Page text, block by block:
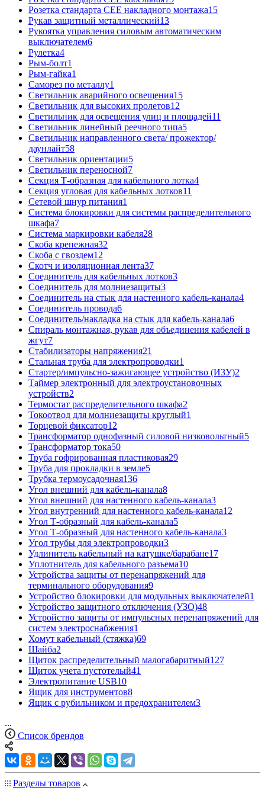
Розетка стандарта СЕЕ накладного монтажа15
Рукав защитный металлический13
Рукоятка управления силовым автоматическим
выключателем6
Рулетка4
Рым-болт1
Рым-гайка1
Саморез по металлу1
Светильник аварийного освещения15
Светильник для высоких пролетов12
Светильник для освещения улиц и площадей11
Светильник линейный реечного типа5
Светильник направленного света/ прожектор/
даунлайт58
Светильник ориентации5
Светильник переносной7
Секция Т-образная для кабельного лотка4
Секция угловая для кабельных лотков11
Сетевой шнур питания1
Система блокировки для системы распределительного
шкафа7
Система маркировки кабеля28
Скоба крепежная32
Скоба с гвоздем12
Скотч и изоляционная лента37
Соединитель для кабельных лотков3
Соединитель для молниезащиты3
Соединитель на стык для настенного кабель-канала4
Соединитель провода6
Соединитель/накладка на стык для кабель-канала6
Спираль монтажная, рукав для объединения кабелей в
жгут7
Стабилизаторы напряжения21
Стальная труба для электропроводки1
Стартер/импульсно-зажигающее устройство (ИЗУ)2
Таймер электронный для электроустановочных
устройств2
Термостат распределительного шкафа2
Токоотвод для молниезащиты круглый1
Торцевой фиксатор12
Трансформатор однофазный силовой низковольтный5
Трансформатор тока50
Труба гофрированная пластиковая29
Труба для прокладки в земле5
Трубка термоусадочная136
Угол внешний для кабель-канала8
Угол внешний для настенного кабель-канала3
Угол внутренний для настенного кабель-канала12
Угол Т-образный для кабель-канала5
Угол Т-образный для настенного кабель-канала3
Угол трубы для электропроводки3
Удлинитель кабельный на катушке/барабане17
Уплотнитель для кабельного разъема10
Устройства защиты от перенапряжений для
терминального оборудования9
Устройство блокировки для модульных выключателей1
Устройство защитного отключения (УЗО)48
Устройство защиты от импульсных перенапряжений для
систем электроснабжения1
Хомут кабельный (стяжка)69
Шайба2
Щиток распределительный малогабаритный127
Щиток учета пустотелый41
Электропитание USB10
Ящик для инструментов8
Ящик с рубильником и предохранителем3
...
Список брендов
Разделы товаров